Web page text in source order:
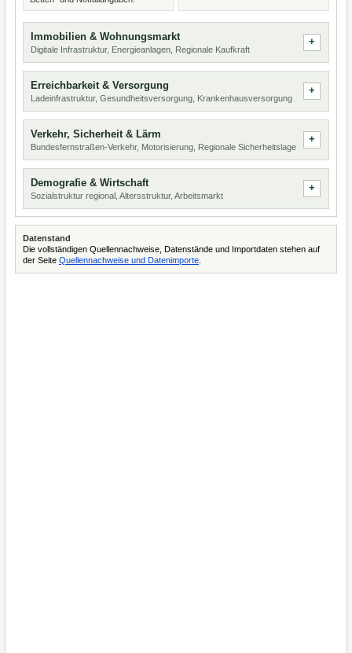
Immobilien & Wohnungsmarkt
Digitale Infrastruktur, Energieanlagen, Regionale Kaufkraft
Erreichbarkeit & Versorgung
Ladeinfrastruktur, Gesundheitsversorgung, Krankenhausversorgung
Verkehr, Sicherheit & Lärm
Bundesfernstraßen-Verkehr, Motorisierung, Regionale Sicherheitslage
Demografie & Wirtschaft
Sozialstruktur regional, Altersstruktur, Arbeitsmarkt
Datenstand
Die vollständigen Quellennachweise, Datenstände und Importdaten stehen auf
der Seite Quellennachweise und Datenimporte